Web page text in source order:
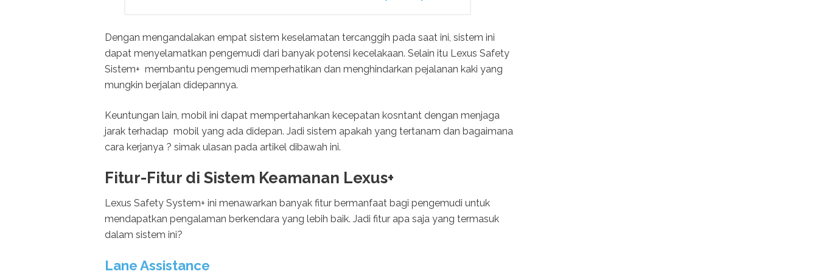
Dengan mengandalakan empat sistem keselamatan tercanggih pada saat ini, sistem ini
dapat menyelamatkan pengemudi dari banyak potensi kecelakaan. Selain itu Lexus Safety
Sistem+ membantu pengemudi memperhatikan dan menghindarkan pejalanan kaki yang
mungkin berjalan didepannya.
Keuntungan lain, mobil ini dapat mempertahankan kecepatan kosntant dengan menjaga
jarak terhadap mobil yang ada didepan. Jadi sistem apakah yang tertanam dan bagaimana
cara kerjanya ? simak ulasan pada artikel dibawah ini.
Fitur-Fitur di Sistem Keamanan Lexus+
Lexus Safety System+ ini menawarkan banyak fitur bermanfaat bagi pengemudi untuk
mendapatkan pengalaman berkendara yang lebih baik. Jadi fitur apa saja yang termasuk
dalam sistem ini?
Lane Assistance